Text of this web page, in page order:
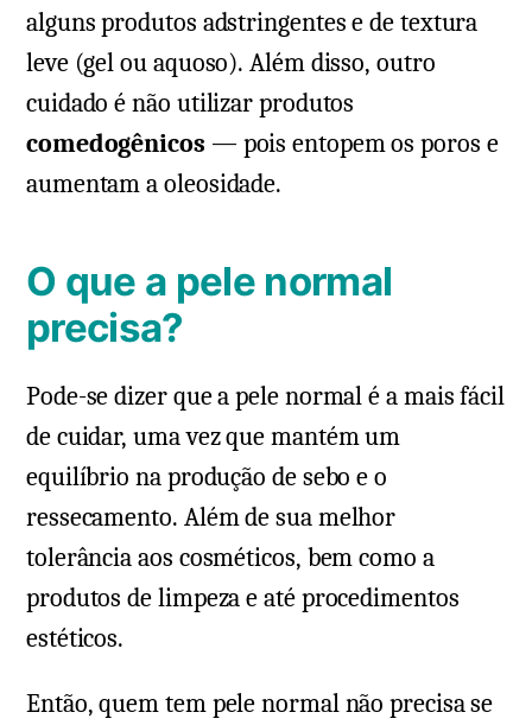
alguns produtos adstringentes e de textura
leve (gel ou aquoso). Além disso, outro
cuidado é não utilizar produtos
comedogênicos — pois entopem os poros e
aumentam a oleosidade.
O que a pele normal
precisa?
Pode-se dizer que a pele normal é a mais fácil
de cuidar, uma vez que mantém um
equilíbrio na produção de sebo e o
ressecamento. Além de sua melhor
tolerância aos cosméticos, bem como a
produtos de limpeza e até procedimentos
estéticos.
Então, quem tem pele normal não precisa se